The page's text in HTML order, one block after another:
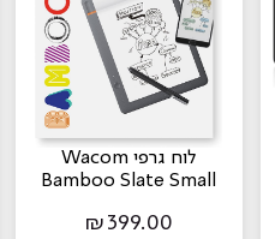
לוח גרפי Wacom
Bamboo Slate Small
₪ 399.00